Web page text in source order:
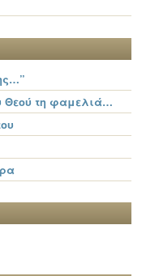
Θεού τη φαμελιά…